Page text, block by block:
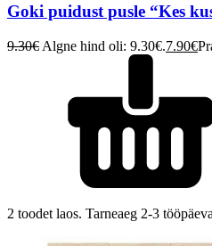
Goki puidust pusle “Kes
9.30€ Algne hind oli: 9.30€.7.90€
2 toodet laos. Tarneaeg 2-3